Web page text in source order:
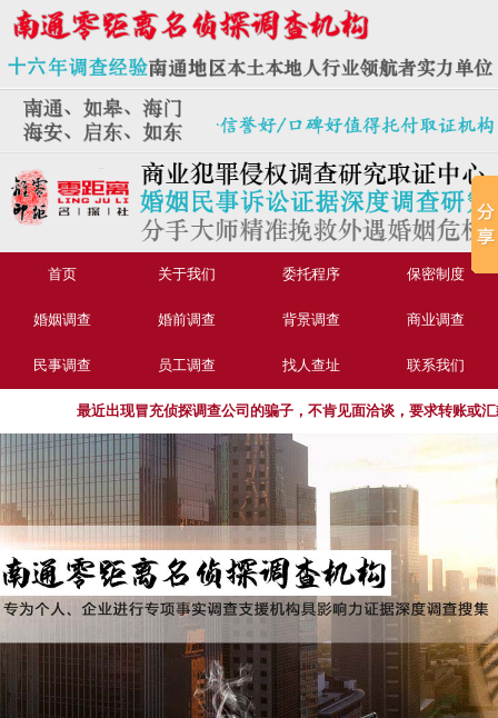
首页 关于我们 委托程序 保密制度
婚姻调查 婚前调查 背景调查 商业调查
民事调查 员工调查 找人查址 联系我们
最近出现冒充侦探调查公司的骗子，不肯见面洽谈，要求转账或汇款